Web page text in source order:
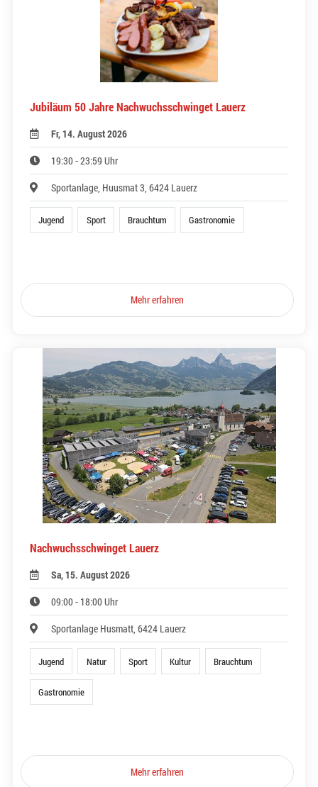
Jubiläum 50 Jahre Nachwuchsschwinget Lauerz
Fr, 14. August 2026
19:30 - 23:59 Uhr
Sportanlage, Huusmat 3, 6424 Lauerz
Jugend Sport Brauchtum Gastronomie
Mehr erfahren
Nachwuchsschwinget Lauerz
Sa, 15. August 2026
09:00 - 18:00 Uhr
Sportanlage Husmatt, 6424 Lauerz
Jugend Natur Sport Kultur Brauchtum
Gastronomie
Mehr erfahren